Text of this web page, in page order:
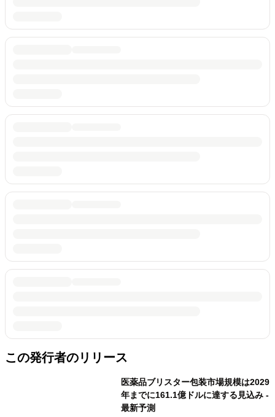
この発行者のリリース
医薬品ブリスター包装市場規模は2029
年までに161.1億ドルに達する見込み -
最新予測